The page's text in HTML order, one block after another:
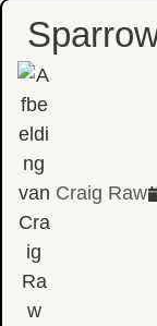
Craig Raw